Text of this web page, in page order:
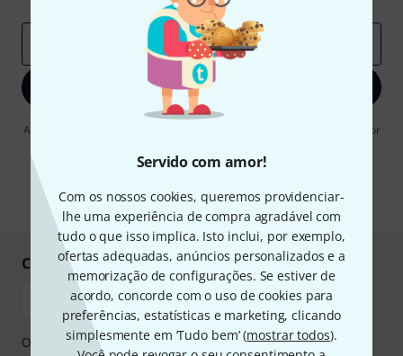
Servido com amor!
Com os nossos cookies, queremos providenciar-
lhe uma experiência de compra agradável com
tudo o que isso implica. Isto inclui, por exemplo,
ofertas adequadas, anúncios personalizados e a
memorização de configurações. Se estiver de
acordo, concorde com o uso de cookies para
preferências, estatísticas e marketing, clicando
simplesmente em ‘Tudo bem’ (mostrar todos).
Endereço de e-mail
Inscreva-se agora
Ao clicar em "Inscreva-se agora", concordo em receber publicidade por
encontrar mais informações sobre a newsletter na nossa
* Requeridos
Compre e pague em segurança
O pagamento pode ser feito de forma segura através de